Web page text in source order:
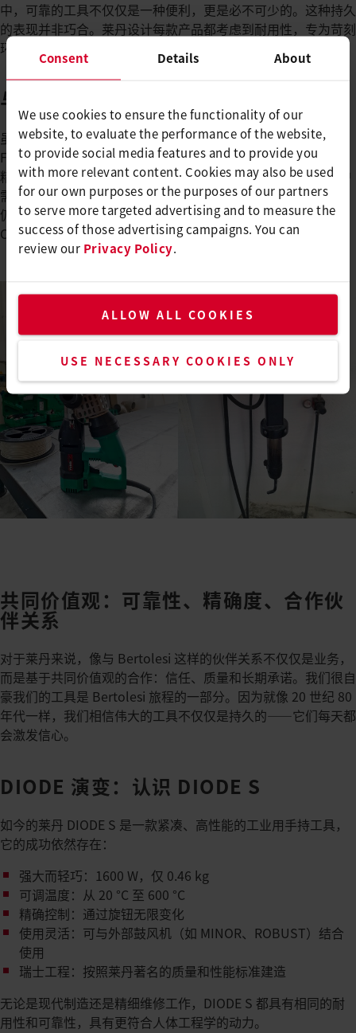
Consent Details About
We use cookies to ensure the functionality of our
website, to evaluate the performance of the website,
to provide social media features and to provide you
with more relevant content. Cookies may also be used
for our own purposes or the purposes of our partners
to serve more targeted advertising and to measure the
success of those advertising campaigns. You can
review our Privacy Policy.
ALLOW ALL COOKIES
USE NECESSARY COOKIES ONLY
中，可靠的工具不仅仅是一种便利，更是必不可少的。​这种持久
的表现并非巧合。莱丹设计每款产品都考虑到耐用性，专为苛刻
环境中的密集型日常使用而设计。​
与您一起成长的性能
虽然 DIODE 能够以安静的持久性处理日常焊接工作，但
FUSION 3C 等较新的莱丹型号为要求更高的应用增加了功率和
精度。​这种传统与创新的融合使 Bertolesi 能够满足不同的客户
需求，同时保持流程的高效性和可靠性。​“40 多年来，DIODE
仍然运行得非常完美。这就是莱丹在行动中的质量。” —
Claudio Bertolesi
共同价值观：可靠性、精确度、合作伙
伴关系
对于莱丹来说，像与 Bertolesi 这样的伙伴关系不仅仅是业务，
而是基于共同价值观的合作：信任、质量和长期承诺。​我们很自
豪我们的工具是 Bertolesi 旅程的一部分。因为就像 20 世纪 80
年代一样，我们相信伟大的工具不仅仅是持久的——它们每天都
会激发信心。
DIODE 演变：认识 DIODE S
如今的莱丹 DIODE S 是一款紧凑、高性能的工业用手持工具，
它的成功依然存在：
强大而轻巧：1600 W，仅 0.46 kg​
可调温度：从 20 °C 至 600 °C​
精确控制：通过旋钮无限变化​
使用灵活：可与外部鼓风机（如 MINOR、ROBUST）结合
使用​
瑞士工程：按照莱丹著名的质量和性能标准建造​
无论是现代制造还是精细维修工作，DIODE S 都具有相同的耐
用性和可靠性，具有更符合人体工程学的动力。​